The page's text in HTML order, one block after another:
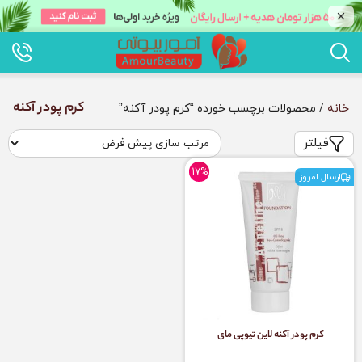
خانه / محصولات برچسب خورده “کرم پودر آکنه” کرم پودر آکنه
فیلتر
ارسال امروز 17%
کرم پودر آکنه لاین تیوپی مای